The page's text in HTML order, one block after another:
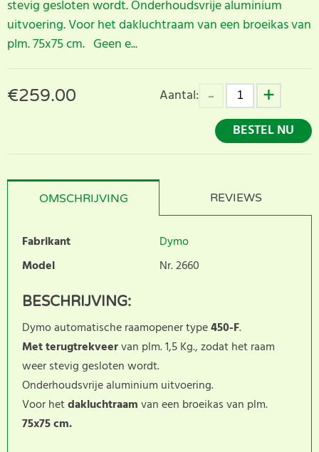
stevig gesloten wordt. Onderhoudsvrije aluminium
uitvoering. Voor het dakluchtraam van een broeikas van
plm. 75x75 cm. Geen e...
€259.00
Aantal:
BESTEL NU
OMSCHRIJVING REVIEWS
Fabrikant
Dymo
Model
Nr. 2660
BESCHRIJVING:
Dymo automatische raamopener type450-F.
Met terugtrekveervan plm. 1,5 Kg., zodat het raam
weer stevig gesloten wordt.
Onderhoudsvrije aluminium uitvoering.
Voor hetdakluchtraamvan een broeikas van plm.
75x75 cm.